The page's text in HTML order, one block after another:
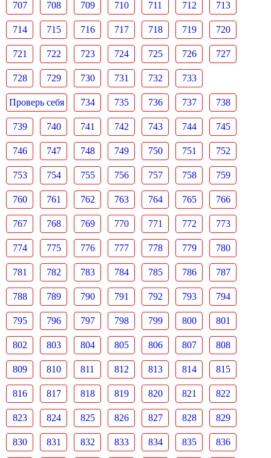
707 708 709 710 711 712 713
714 715 716 717 718 719 720
721 722 723 724 725 726 727
728 729 730 731 732 733
Проверь себя 734 735 736 737 738
739 740 741 742 743 744 745
746 747 748 749 750 751 752
753 754 755 756 757 758 759
760 761 762 763 764 765 766
767 768 769 770 771 772 773
774 775 776 777 778 779 780
781 782 783 784 785 786 787
788 789 790 791 792 793 794
795 796 797 798 799 800 801
802 803 804 805 806 807 808
809 810 811 812 813 814 815
816 817 818 819 820 821 822
823 824 825 826 827 828 829
830 831 832 833 834 835 836